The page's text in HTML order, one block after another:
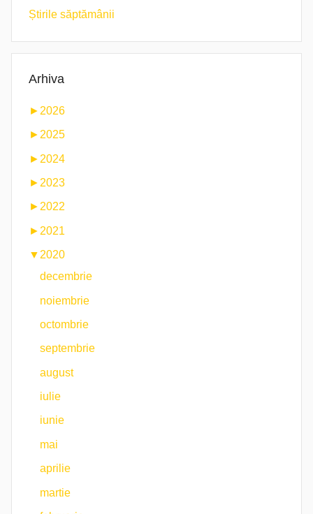
Știrile săptămânii
Arhiva
► 2026
► 2025
► 2024
► 2023
► 2022
► 2021
▼ 2020
decembrie
noiembrie
octombrie
septembrie
august
iulie
iunie
mai
aprilie
martie